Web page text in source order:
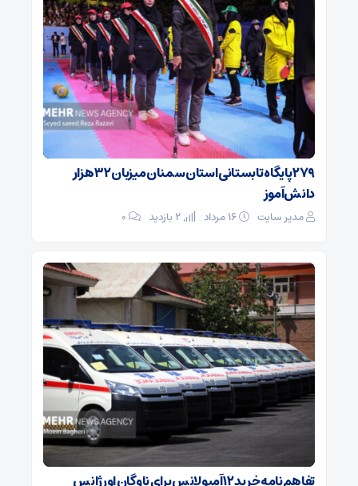
۲۷۹ پایگاه تابستانی استان سمنان میزبان ۳۲ هزار
دانش‌آموز
مدیر سایت ۰
تفاهم‌نامه خرید ۱۲ آمبولانس برای ناوگان اورژانس